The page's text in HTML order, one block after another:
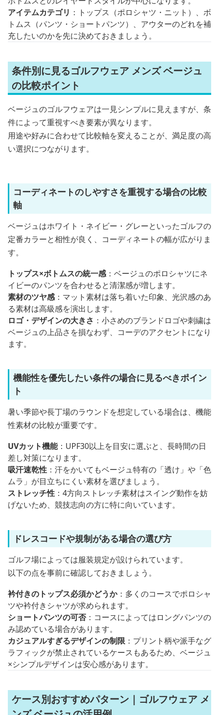
アイテムカテゴリ ：トップス（ポロシャツ・ニット）、ボ
トムス（パンツ・ショートパンツ）、アウターのどれを補
充したいのかを先に決めておきましょう。
条件別に見るゴルフウェア メンズ ベージュ
の比較ポイント
ベージュのゴルフウェアは一見シンプルに見えますが、条
件によって重視すべき要素が異なります。
用途や好みに合わせて比較軸を変えることが、満足度の高
い選択につながります。
コーディネートのしやすさを重視する場合の比較
軸
ベージュはホワイト・ネイビー・グレーといったゴルフの
定番カラーと相性が良く、コーディネートの幅が広がりま
す。
トップス×ボトムスの統一感：ベージュのポロシャツにネ
イビーのパンツを合わせると清潔感が増します。
素材のツヤ感：マット素材は落ち着いた印象、光沢感のあ
る素材は高級感を演出します。
ロゴ・デザインの大きさ ：小さめのブランドロゴや刺繍は
ベージュの上品さを損なわず、コーデのアクセントになり
ます。
機能性を優先したい条件の場合に見るべきポイン
ト
暑い季節や長丁場のラウンドを想定している場合は、機能
性素材の比較が重要です。
UVカット機能：UPF30以上を目安に選ぶと、長時間の日
差し対策になります。
吸汗速乾性 ：汗をかいてもベージュ特有の「透け」や「色
ムラ」が目立ちにくい素材を選びましょう。
ストレッチ性 ：4方向ストレッチ素材はスイング動作を妨
げないため、競技志向の方に特に向いています。
ドレスコードや規制がある場合の選び方
ゴルフ場によっては服装規定が設けられています。
以下の点を事前に確認しておきましょう。
衿付きのトップス必須かどうか：多くのコースでポロシャ
ツや衿付きシャツが求められます。
ショートパンツの可否：コースによってはロングパンツの
み認めている場合があります。
カジュアルすぎるデザインの制限 ：プリント柄や派手なグ
ラフィックが禁止されているケースもあるため、ベージュ
×シンプルデザインは安心感があります。
ケース別おすすめパターン｜ゴルフウェア メ